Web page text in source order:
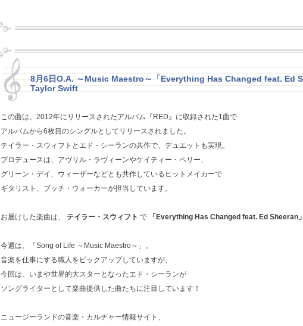
8月6日O.A. ～Music Maestro～「Everything Has Changed feat. Ed
Taylor Swift
この曲は、2012年にリリースされたアルバム『RED』に収録された1曲で
アルバムから6枚目のシングルとしてリリースされました。
テイラー・スウィフトとエド・シーランの共作で、デュエットも実現。
プロデュースは、アヴリル・ラヴィーンやケイティー・ペリー、
グリーン・デイ、ウィーザーなどとも共作しているヒットメイカーで
ギタリスト、ブッチ・ウォーカーが担当しています。
お届けした楽曲は、 テイラー・スウィフト で 「Everything Has Changed feat. Ed Sheeran」
今週は、「Song of Life ～Music Maestro～」。
音楽を仕事にする職人をピックアップしていますが、
今回は、いまや世界的大スターとなったエド・シーランが
ソングライターとして楽曲提供した曲たちに注目しています！
ニュージーランドの音楽・カルチャー情報サイト、